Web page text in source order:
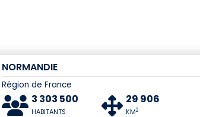
NORMANDIE
Région de France
3 303 500
HABITANTS
29 906
KM2